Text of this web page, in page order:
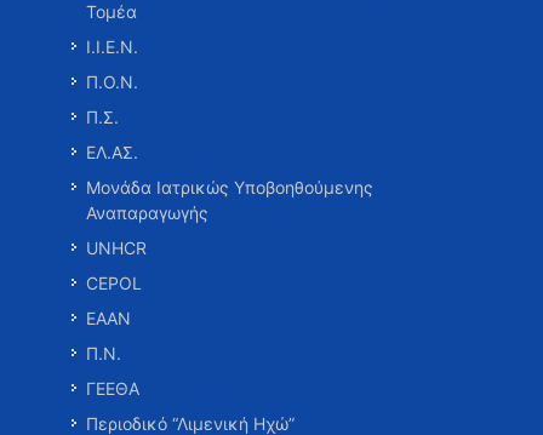
Τομέα
Ι.Ι.Ε.Ν.
Π.Ο.Ν.
Π.Σ.
ΕΛ.ΑΣ.
Μονάδα Ιατρικώς Υποβοηθούμενης
Αναπαραγωγής
UNHCR
CEPOL
ΕΑΑΝ
Π.Ν.
ΓΕΕΘΑ
Περιοδικό “Λιμενική Ηχώ”